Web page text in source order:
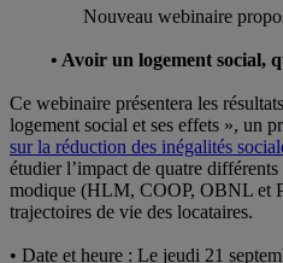
Nouveau webinaire
• Avoir un logement social,
Ce webinaire présentera les
logement social et ses effets », un
sur la réduction des inégalités
étudier l’impact de quatre
modique (HLM, COOP, OBNL et
trajectoires de vie des locataires.
• Date et heure : Le jeudi 21